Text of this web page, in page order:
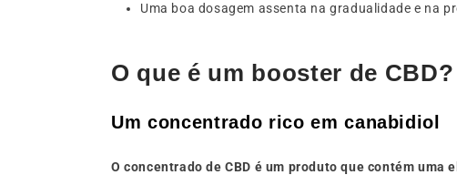
Uma boa dosagem assenta na gradualidade e na
O que é um booster de CBD?
Um concentrado rico em canabidiol
O concentrado de CBD é um produto que contém uma